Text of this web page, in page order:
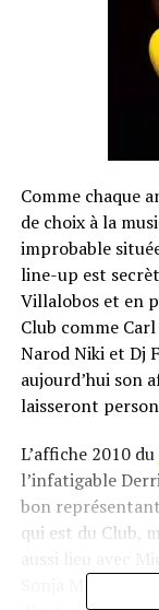
Comme chaque
de choix à la
improbable
line-up est
Villalobos et en
Club comme Carl
Narod Niki et Dj
aujourd’hui son
laisseront
L’affiche 2010 du
l’infatigable
bon
qui est du Club,
Sonja Moonear,